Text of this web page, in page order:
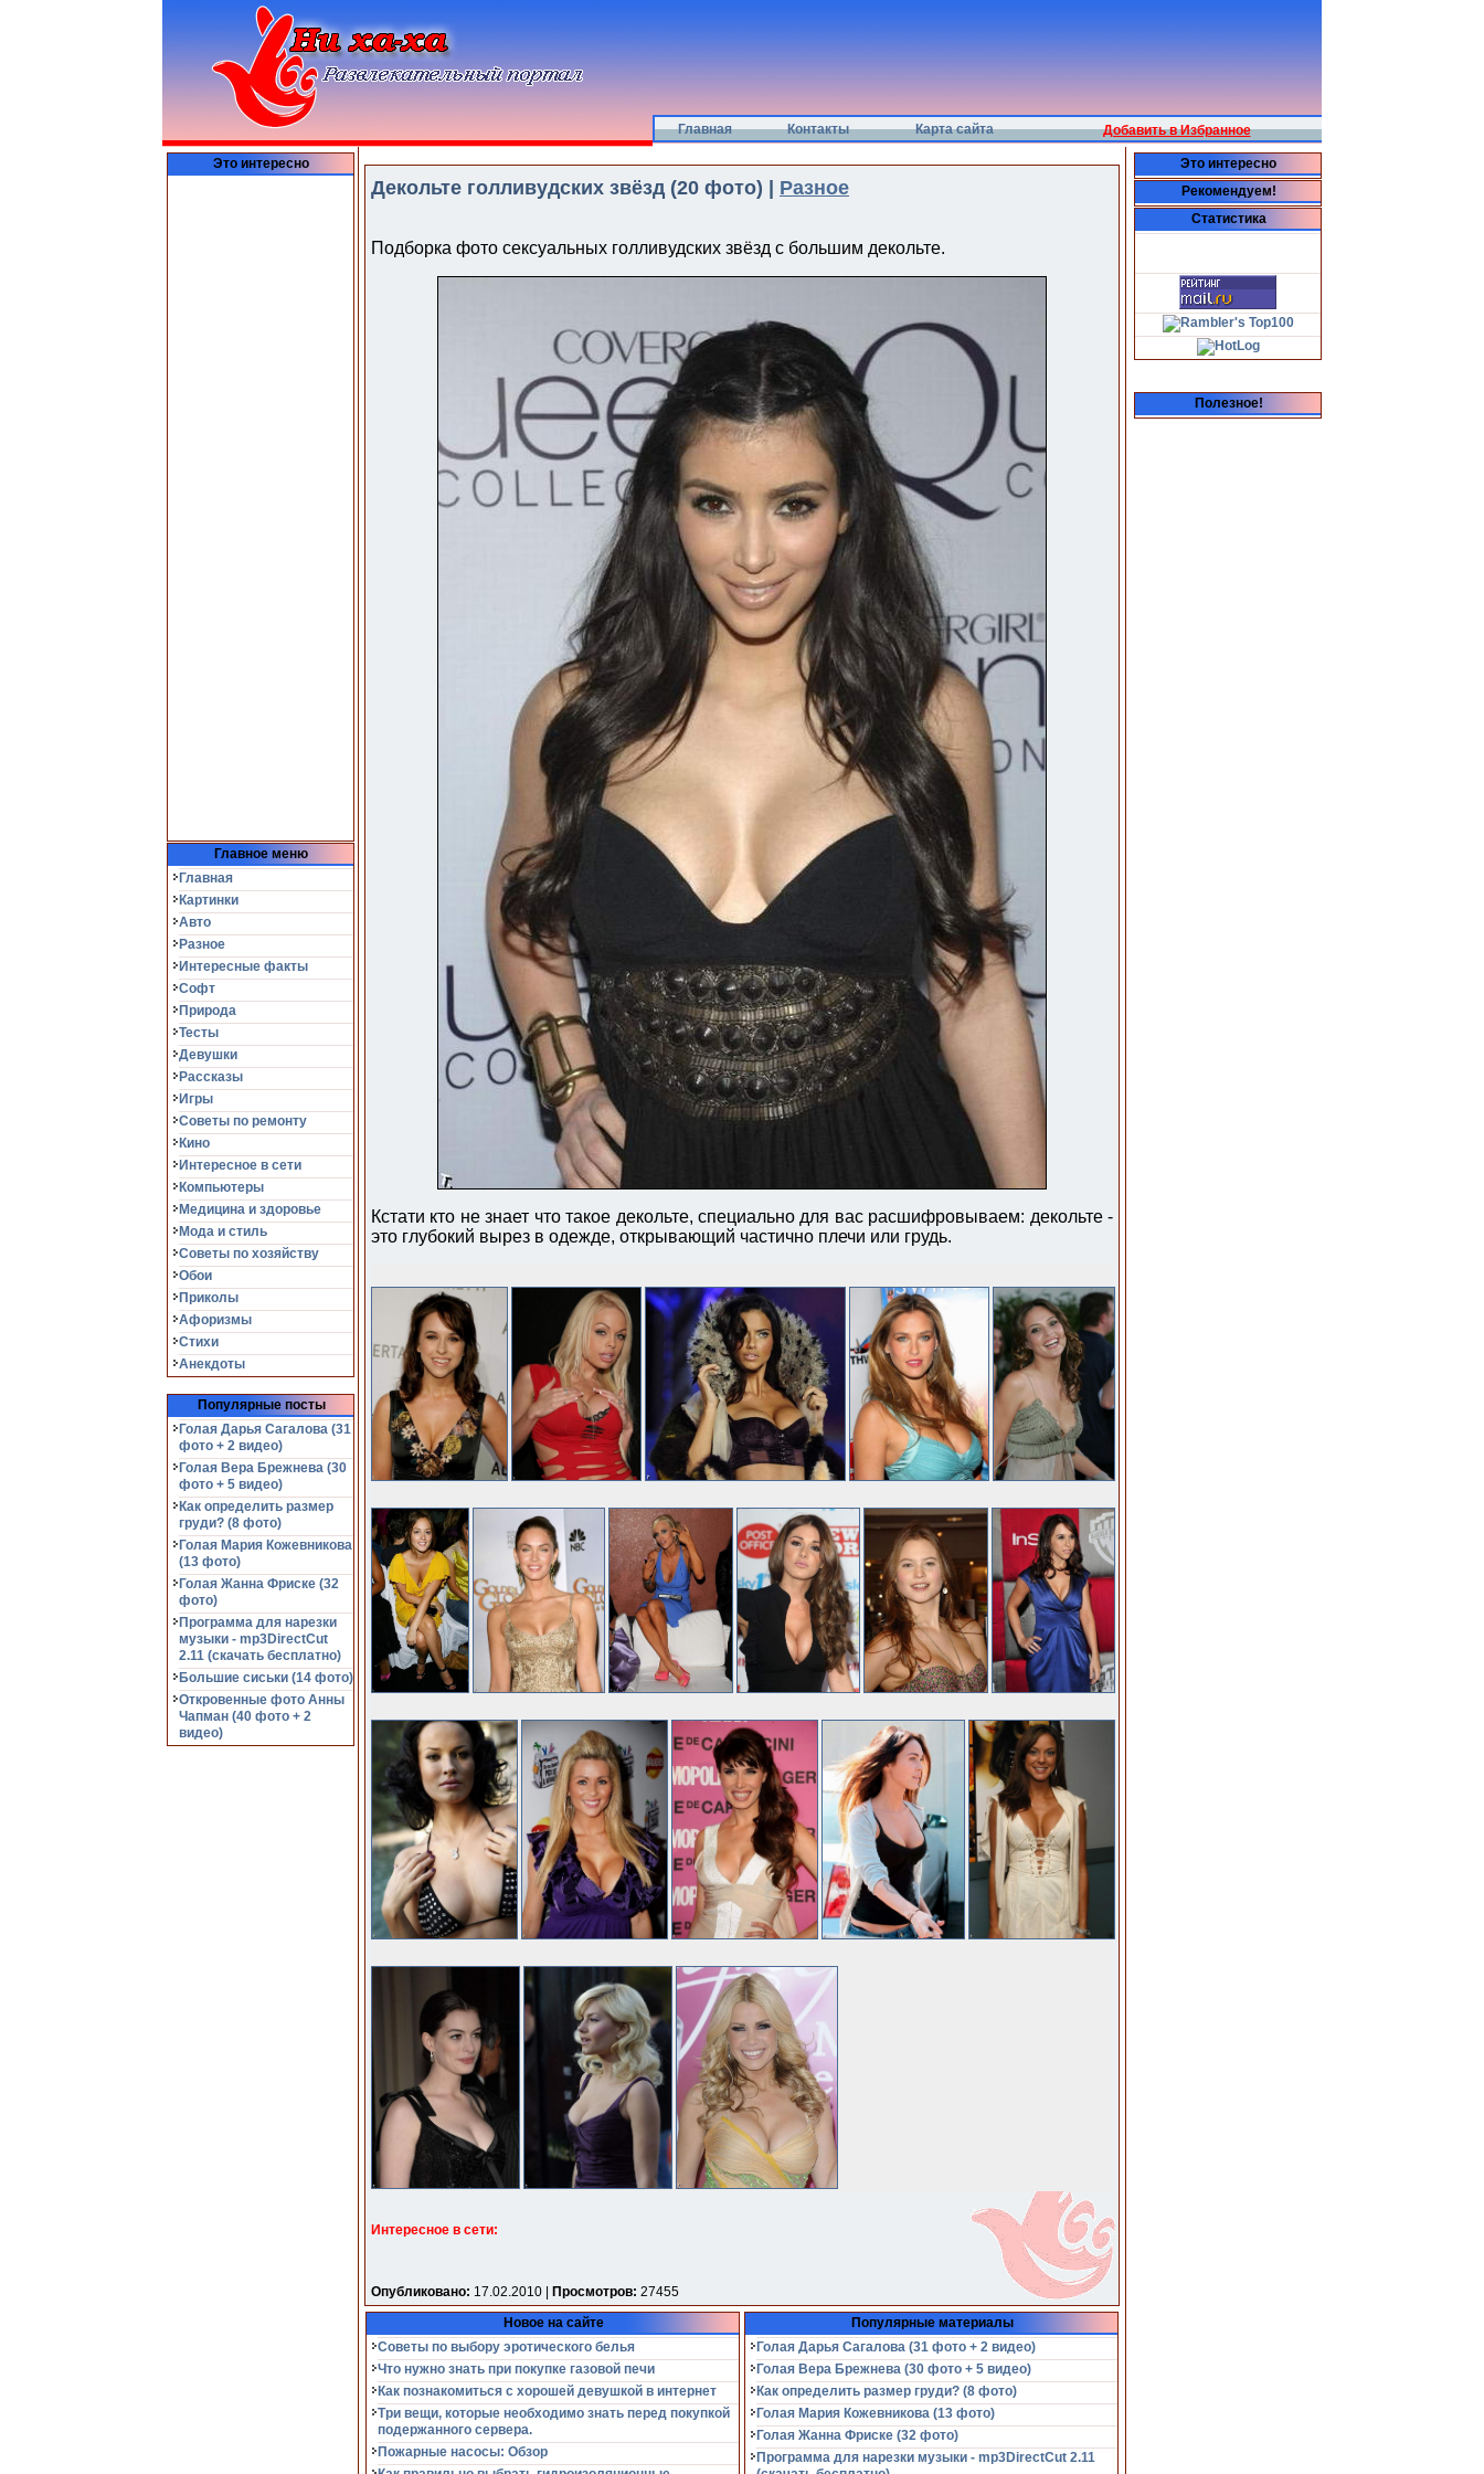
Главная Контакты Карта сайта Добавить в Избранное
Это интересно
Главное меню
Главная
Картинки
Авто
Разное
Интересные факты
Софт
Природа
Тесты
Девушки
Рассказы
Игры
Советы по ремонту
Кино
Интересное в сети
Компьютеры
Медицина и здоровье
Мода и стиль
Советы по хозяйству
Обои
Приколы
Афоризмы
Стихи
Анекдоты
Популярные посты
Голая Дарья Сагалова (31
фото + 2 видео)
Голая Вера Брежнева (30
фото + 5 видео)
Как определить размер
груди? (8 фото)
Голая Мария Кожевникова
(13 фото)
Голая Жанна Фриске (32
фото)
Программа для нарезки
музыки - mp3DirectCut
2.11 (cкачать бесплатно)
Большие сиськи (14 фото)
Откровенные фото Анны
Чапман (40 фото + 2
видео)
Декольте голливудских звёзд (20 фото) | Разное
Подборка фото сексуальных голливудских звёзд с большим декольте.
Кстати кто не знает что такое декольте, специально для вас расшифровываем: декольте -
это глубокий вырез в одежде, открывающий частично плечи или грудь.
Интересное в сети:
Опубликовано: 17.02.2010 | Просмотров: 27455
Новое на сайте
Советы по выбору эротического белья
Что нужно знать при покупке газовой печи
Как познакомиться с хорошей девушкой в интернет
Три вещи, которые необходимо знать перед покупкой
подержанного сервера.
Пожарные насосы: Обзор
Популярные материалы
Голая Дарья Сагалова (31 фото + 2 видео)
Голая Вера Брежнева (30 фото + 5 видео)
Как определить размер груди? (8 фото)
Голая Мария Кожевникова (13 фото)
Голая Жанна Фриске (32 фото)
Программа для нарезки музыки - mp3DirectCut 2.11
Это интересно
Рекомендуем!
Статистика
Полезное!